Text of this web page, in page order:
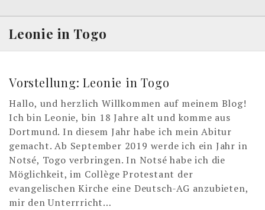
o
Leonie in Togo
Vorstellung: Leonie in Togo
Hallo, und herzlich Willkommen auf meinem Blog!
Ich bin Leonie, bin 18 Jahre alt und komme aus
Dortmund. In diesem Jahr habe ich mein Abitur
gemacht. Ab September 2019 werde ich ein Jahr in
Notsé, Togo verbringen. In Notsé habe ich die
Möglichkeit, im Collège Protestant der
evangelischen Kirche eine Deutsch-AG anzubieten,
mir den Unterrricht…